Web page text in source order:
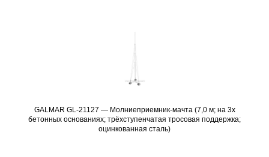
Подробнее
GALMAR GL-21127 — Молниеприемник-мачта (7,0 м; на 3х
бетонных основаниях; трёхступенчатая тросовая поддержка;
оцинкованная сталь)